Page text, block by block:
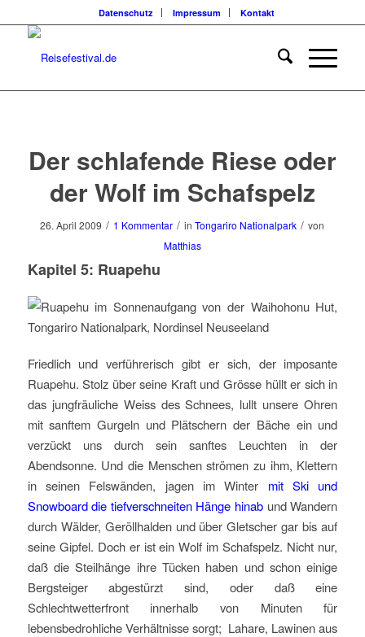
Datenschutz Impressum Kontakt
Der schlafende Riese oder
der Wolf im Schafspelz
26. April 2009 / 1 Kommentar / inTongariro Nationalpark / von
Matthias
Kapitel 5: Ruapehu
Friedlich und verführerisch gibt er sich, der imposante
Ruapehu. Stolz über seine Kraft und Grösse hüllt er sich in
das jungfräuliche Weiss des Schnees, lullt unsere Ohren
mit sanftem Gurgeln und Plätschern der Bäche ein und
verzückt uns durch sein sanftes Leuchten in der
Abendsonne. Und die Menschen strömen zu ihm, Klettern
in seinen Felswänden, jagen im Winter mit Ski und
Snowboard die tiefverschneiten Hänge hinab und Wandern
durch Wälder, Geröllhalden und über Gletscher gar bis auf
seine Gipfel. Doch er ist ein Wolf im Schafspelz. Nicht nur,
daß die Steilhänge ihre Tücken haben und schon einige
Bergsteiger abgestürzt sind, oder daß eine
Schlechtwetterfront innerhalb von Minuten für
lebensbedrohliche Verhältnisse sorgt; Lahare, Lawinen aus